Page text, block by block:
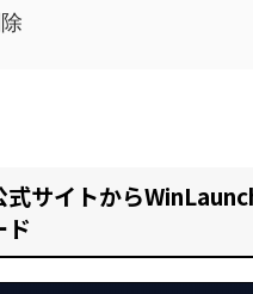
式サイトから
ド